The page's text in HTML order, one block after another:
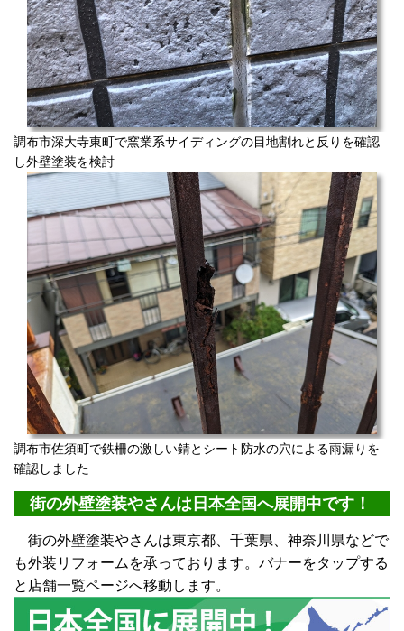
調布市深大寺東町で窯業系サイディングの目地割れと反りを確認
し外壁塗装を検討
調布市佐須町で鉄柵の激しい錆とシート防水の穴による雨漏りを
確認しました
街の外壁塗装やさんは日本全国へ展開中です！
街の外壁塗装やさんは東京都、千葉県、神奈川県などで
も外装リフォームを承っております。バナーをタップする
と店舗一覧ページへ移動します。